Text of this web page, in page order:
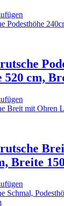
520 cm,
Breite